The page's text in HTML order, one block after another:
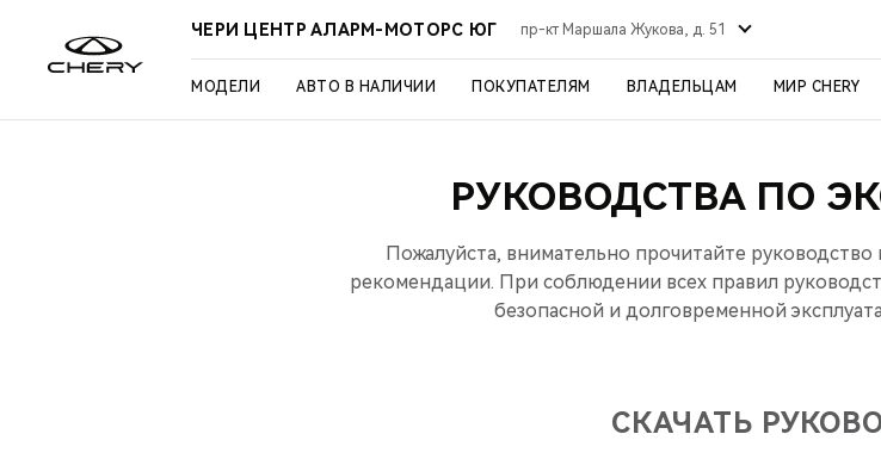
ЧЕРИ ЦЕНТР АЛАРМ-МОТОРС ЮГ пр-кт Маршала Жукова, д. 51
МОДЕЛИ АВТО В НАЛИЧИИ ПОКУПАТЕЛЯМ ВЛАДЕЛЬЦАМ МИР CHERY
РУКОВОДСТВА ПО
Пожалуйста, внимательно прочитайте
рекомендации. При соблюдении всех правил
безопасной и долговременной
СКАЧАТЬ